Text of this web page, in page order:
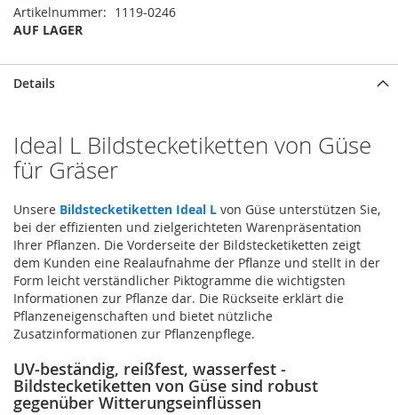
Artikelnummer
1119-0246
AUF LAGER
Details
Ideal L Bildstecketiketten von Güse
für Gräser
Unsere Bildstecketiketten Ideal L von Güse unterstützen Sie,
bei der effizienten und zielgerichteten Warenpräsentation
Ihrer Pflanzen. Die Vorderseite der Bildstecketiketten zeigt
dem Kunden eine Realaufnahme der Pflanze und stellt in der
Form leicht verständlicher Piktogramme die wichtigsten
Informationen zur Pflanze dar. Die Rückseite erklärt die
Pflanzeneigenschaften und bietet nützliche
Zusatzinformationen zur Pflanzenpflege.
UV-beständig, reißfest, wasserfest -
Bildstecketiketten von Güse sind robust
gegenüber Witterungseinflüssen